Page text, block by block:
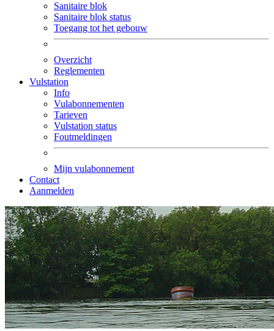
Sanitaire blok
Sanitaire blok status
Toegang tot het gebouw
Overzicht
Reglementen
Vulstation
Info
Vulabonnementen
Tarieven
Vulstation status
Foutmeldingen
Mijn vulabonnement
Contact
Aanmelden